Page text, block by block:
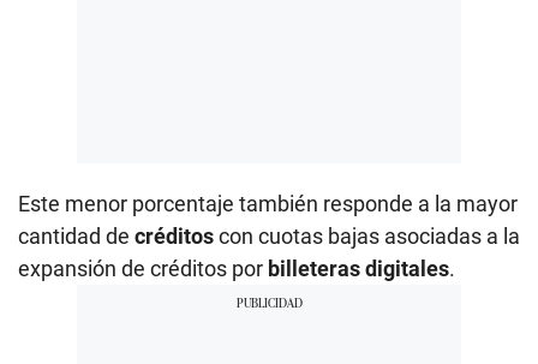
Este menor porcentaje también responde a la mayor
cantidad de créditoscon cuotas bajas asociadas a la
expansión de créditos por billeteras digitales.